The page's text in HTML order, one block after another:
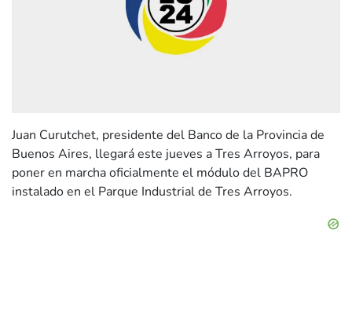
Juan Curutchet, presidente del Banco de la Provincia de
Buenos Aires, llegará este jueves a Tres Arroyos, para
poner en marcha oficialmente el módulo del BAPRO
instalado en el Parque Industrial de Tres Arroyos.